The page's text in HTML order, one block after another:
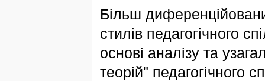
Більш
стилів педагогічного
основі аналізу та
теорій" педагогічного